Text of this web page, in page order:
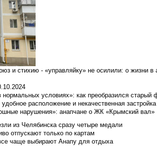
и стихию - «управляйку» не осилили: о жизни в
условиях»: как преобразился
расположение и некачественная
нарушения»: анапчане о ЖК «Крымский вал»
из Челябинска сразу четыре медали
отпускают только по картам
чаще выбирают Анапу для отдыха